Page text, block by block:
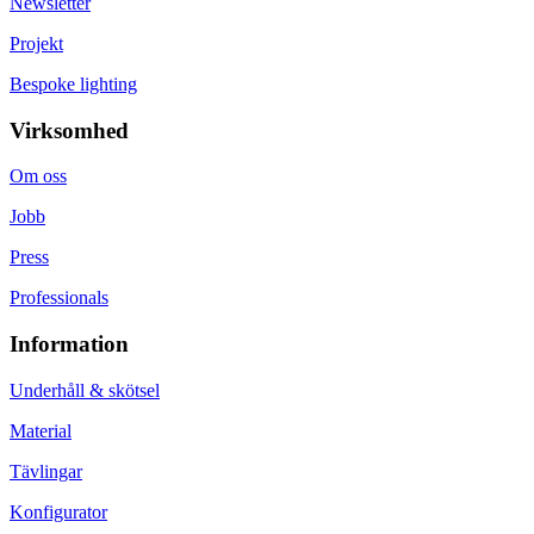
Projekt
Bespoke lighting
Virksomhed
Om oss
Jobb
Press
Professionals
Information
Underhåll & skötsel
Material
Tävlingar
Konfigurator